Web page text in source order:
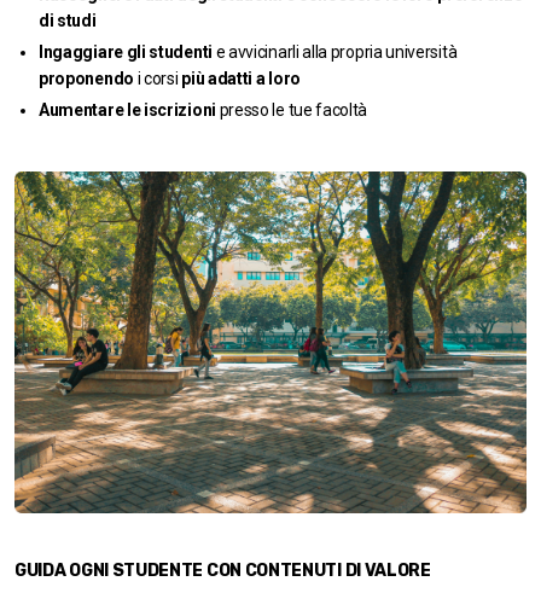
di studi
Ingaggiare gli studenti e avvicinarli alla propria università
proponendo i corsi più adatti a loro
Aumentare le iscrizioni presso le tue facoltà
GUIDA OGNI STUDENTE CON CONTENUTI DI VALORE